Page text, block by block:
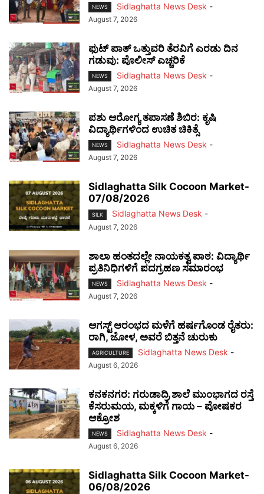
NEWS Sidlaghatta News Desk -
August 7, 2026
ಫುಟ್‌ ಪಾತ್ ಒತ್ತುವರಿ ತೆರವಿಗೆ ಎರಡು ದಿನ
ಗಡುವು: ಪೊಲೀಸ್ ಎಚ್ಚರಿಕೆ
NEWS Sidlaghatta News Desk -
August 7, 2026
ಪಶು ಆರೋಗ್ಯ ತಪಾಸಣೆ ಶಿಬಿರ: ಕೃಷಿ
ವಿದ್ಯಾರ್ಥಿಗಳಿಂದ ಉಚಿತ ಚಿಕಿತ್ಸೆ
NEWS Sidlaghatta News Desk -
August 7, 2026
Sidlaghatta Silk Cocoon Market-
07/08/2026
SILK Sidlaghatta News Desk -
August 7, 2026
ಶಾಲಾ ಹಂತದಲ್ಲೇ ನಾಯಕತ್ವ ಪಾಠ: ವಿದ್ಯಾರ್ಥಿ
ಪ್ರತಿನಿಧಿಗಳಿಗೆ ಪದಗ್ರಹಣ ಸಮಾರಂಭ
NEWS Sidlaghatta News Desk -
August 7, 2026
ಆಗಸ್ಟ್ ಆರಂಭದ ಮಳೆಗೆ ಹರ್ಷಗೊಂಡ ರೈತರು:
ರಾಗಿ, ಜೋಳ, ಅವರೆ ಬಿತ್ತನೆ ಚುರುಕು
AGRICULTURE Sidlaghatta News Desk -
August 6, 2026
ಕನಕನಗರ: ಗರುಡಾದ್ರಿ ಶಾಲೆ ಮುಂಭಾಗದ ರಸ್ತೆ
ಕೆಸರುಮಯ, ಮಕ್ಕಳಿಗೆ ಗಾಯ – ಪೋಷಕರ
ಆಕ್ರೋಶ
NEWS Sidlaghatta News Desk -
August 6, 2026
Sidlaghatta Silk Cocoon Market-
06/08/2026